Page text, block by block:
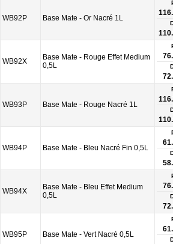
WB92P Base Mate - Or Nacré 1L
WB92X
Base Mate - Rouge Effet Medium
0,5L
WB93P Base Mate - Rouge Nacré 1L
WB94P Base Mate - Bleu Nacré Fin 0,5L
WB94X
Base Mate - Bleu Effet Medium
0,5L
WB95P Base Mate - Vert Nacré 0,5L